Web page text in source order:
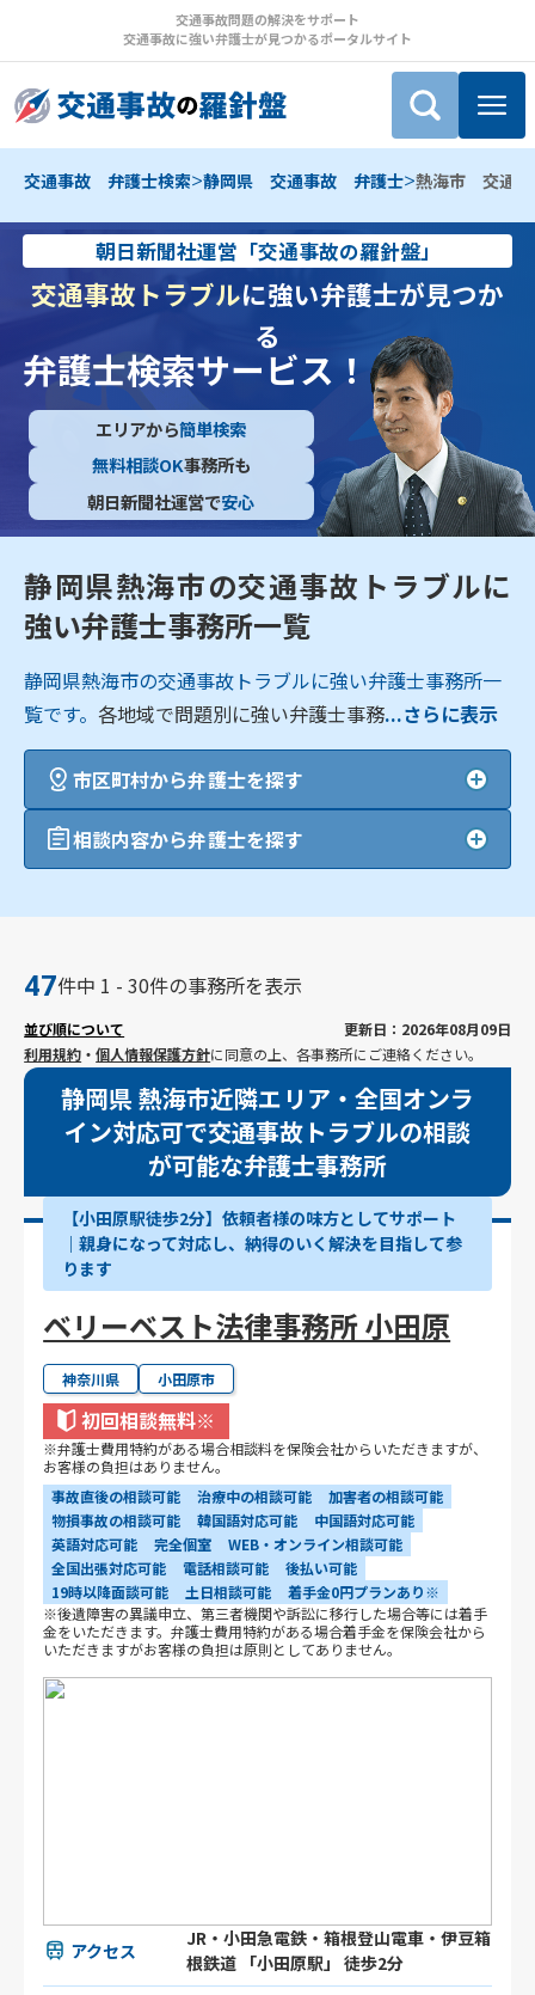
交通事故問題の解決をサポート
交通事故に強い弁護士が見つかるポータルサイト
交通事故 弁護士検索>静岡県 交通事故 弁護士>熱海市 交通
朝日新聞社運営「交通事故の羅針盤」
交通事故トラブルに強い弁護士が見つか
る
弁護士検索サービス！
エリアから簡単検索
無料相談OK事務所も
朝日新聞社運営で安心
静岡県熱海市の交通事故トラブルに
強い弁護士事務所一覧
静岡県熱海市の交通事故トラブルに強い弁護士事務所一
覧です。各地域で問題別に強い弁護士事務...さらに表示
市区町村から弁護士を探す
相談内容から弁護士を探す
47件中 1 - 30件の事務所を表示
並び順について
更新日：2026年08月09日
利用規約 ・個人情報保護方針に同意の上、各事務所にご連絡ください。
静岡県 熱海市近隣エリア・全国オンラ
イン対応可で交通事故トラブルの相談
が可能な弁護士事務所
【小田原駅徒歩2分】依頼者様の味方としてサポート
｜親身になって対応し、納得のいく解決を目指して参
ります
ベリーベスト法律事務所 小田原
神奈川県 小田原市
初回相談無料※
※弁護士費用特約がある場合相談料を保険会社からいただきますが、
お客様の負担はありません。
事故直後の相談可能
治療中の相談可能
加害者の相談可能
物損事故の相談可能
韓国語対応可能
中国語対応可能
英語対応可能
完全個室
WEB・オンライン相談可能
全国出張対応可能
電話相談可能
後払い可能
19時以降面談可能
土日相談可能
着手金0円プランあり※
※後遺障害の異議申立、第三者機関や訴訟に移行した場合等には着手
金をいただきます。弁護士費用特約がある場合着手金を保険会社から
いただきますがお客様の負担は原則としてありません。
アクセス
JR・小田急電鉄・箱根登山電車・伊豆箱
根鉄道 「小田原駅」 徒歩2分